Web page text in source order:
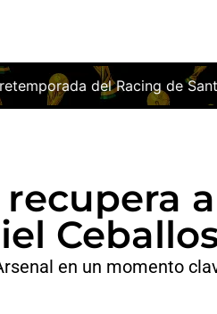
Los abonos del
en un momento